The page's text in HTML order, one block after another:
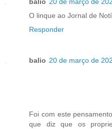
O linque ao Jornal de
Responder
balio 20 de março de
Foi com este
que diz que os